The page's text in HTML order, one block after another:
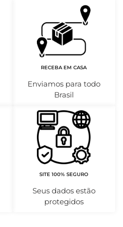
RECEBA EM CASA
Enviamos para todo
Brasil
SITE 100% SEGURO
Seus dados estão
protegidos